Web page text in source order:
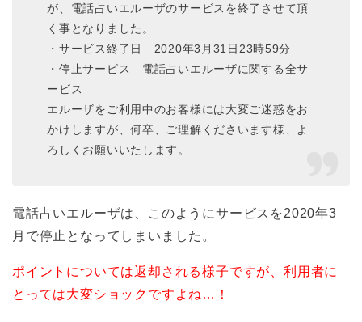
が、電話占いエルーザのサービスを終了させて頂
く事となりました。
・サービス終了日 2020年3月31日23時59分
・停止サービス 電話占いエルーザに関する全サ
ービス
エルーザをご利用中のお客様には大変ご迷惑をお
かけしますが、何卒、ご理解くださいます様、よ
ろしくお願いいたします。
電話占いエルーザは、このようにサービスを2020年3
月で停止となってしまいました。
ポイントについては返却される様子ですが、利用者に
とっては大変ショックですよね…！